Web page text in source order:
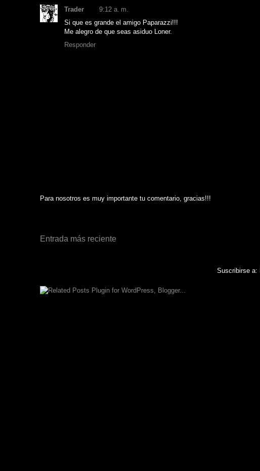
Trader
9:12 a. m.
Si que es grande el amigo Paparazzi!!!
Me alegro de que seas asiduo Loner.
Responder
Para nosotros es muy importante tu comentario, gracias!!!
Entrada más reciente
Suscribirse a: